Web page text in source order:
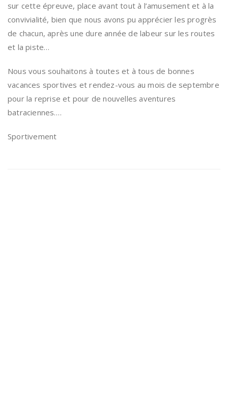
sur cette épreuve, place avant tout à l’amusement et à la
convivialité, bien que nous avons pu apprécier les progrès
de chacun, après une dure année de labeur sur les routes
et la piste…
Nous vous souhaitons à toutes et à tous de bonnes
vacances sportives et rendez-vous au mois de septembre
pour la reprise et pour de nouvelles aventures
batraciennes….
Sportivement